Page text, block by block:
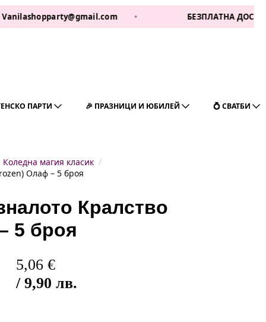
• БЕЗПЛАТНА ДОСТАВКА
ПАРТИ 🎉 ПРАЗНИЦИ И ЮБИЛЕЙ 💍 СВАТБИ
Коледна магия класик
Олаф – 5 броя
Кралство
5 броя
5,06 €
/ 9,90 лв.